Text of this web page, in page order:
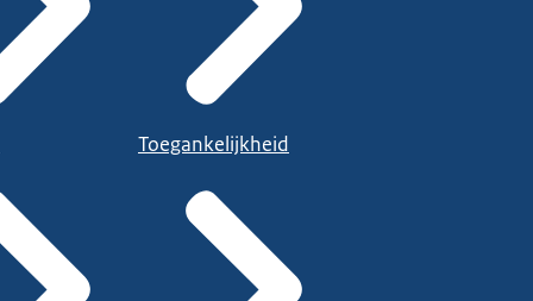
Toegankelijkheid